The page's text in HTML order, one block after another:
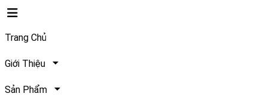
Trang Chủ
Giới Thiệu
Sản Phẩm